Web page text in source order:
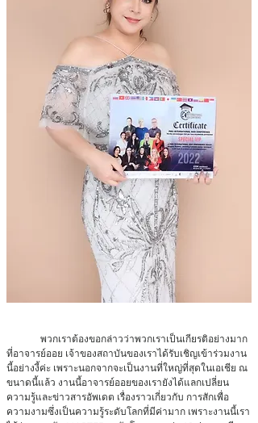
ที่อาจารย์ออย เจ้าของสถาบันของเราได้รับเชิญเข้าร่วมงาน
นี้อย่างงี้ค่ะ เพราะนอกจากจะเป็นงานที่ใหญ่ที่สุดในเอเชีย ณ
ขนาดนี้แล้ว งานนี้อาจารย์ออยของเรายังได้แลกเปลี่ยน
ความรู้และข่าวสารอัพเดต เรื่องราวเกี่ยวกับ การสักเพื่อ
ความงามซึ่งเป็นความรู้ระดับโลกที่มีค่ามาก เพราะงานนี้เรา